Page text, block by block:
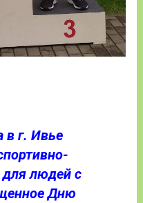
в г. Ивье
людей с
Дню